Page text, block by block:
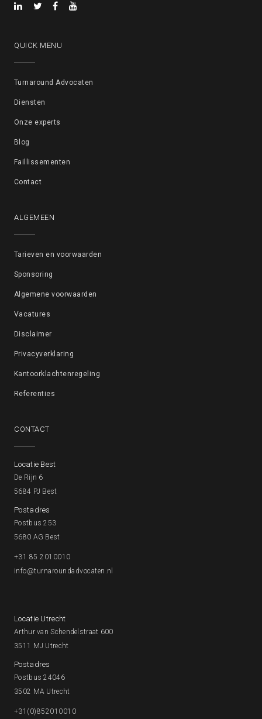
QUICK MENU
Turnaround Advocaten
Diensten
Onze experts
Blog
Faillissementen
Contact
ALGEMEEN
Tarieven en voorwaarden
Sponsoring
Algemene voorwaarden
Vacatures
Disclaimer
Privacyverklaring
Kantoorklachtenregeling
Referenties
CONTACT
Locatie Best
De Rijn 6
5684 PJ Best
Postadres
Postbus 253
5680 AG Best
+31 85 2010010
info@turnaroundadvocaten.nl
Locatie Utrecht
Arthur van Schendelstraat 600
3511 MJ Utrecht
Postadres
Postbus 24046
3502 MA Utrecht
+31(0)852010010